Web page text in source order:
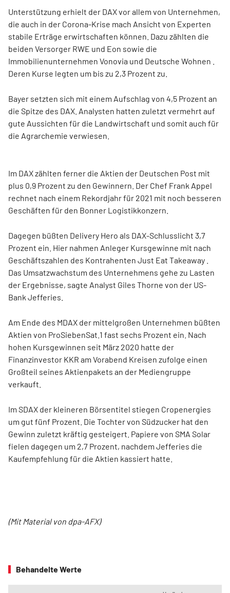
Unterstützung erhielt der DAX vor allem von Unternehmen,
die auch in der Corona-Krise mach Ansicht von Experten
stabile Erträge erwirtschaften können. Dazu zählten die
beiden Versorger RWE und Eon sowie die
Immobilienunternehmen Vonovia und Deutsche Wohnen .
Deren Kurse legten um bis zu 2,3 Prozent zu.
Bayer setzten sich mit einem Aufschlag von 4,5 Prozent an
die Spitze des DAX. Analysten hatten zuletzt vermehrt auf
gute Aussichten für die Landwirtschaft und somit auch für
die Agrarchemie verwiesen.
Im DAX zählten ferner die Aktien der Deutschen Post mit
plus 0,9 Prozent zu den Gewinnern. Der Chef Frank Appel
rechnet nach einem Rekordjahr für 2021 mit noch besseren
Geschäften für den Bonner Logistikkonzern.
Dagegen büßten Delivery Hero als DAX-Schlusslicht 3,7
Prozent ein. Hier nahmen Anleger Kursgewinne mit nach
Geschäftszahlen des Kontrahenten Just Eat Takeaway .
Das Umsatzwachstum des Unternehmens gehe zu Lasten
der Ergebnisse, sagte Analyst Giles Thorne von der US-
Bank Jefferies.
Am Ende des MDAX der mittelgroßen Unternehmen büßten
Aktien von ProSiebenSat.1 fast sechs Prozent ein. Nach
hohen Kursgewinnen seit März 2020 hatte der
Finanzinvestor KKR am Vorabend Kreisen zufolge einen
Großteil seines Aktienpakets an der Mediengruppe
verkauft.
Im SDAX der kleineren Börsentitel stiegen Cropenergies
um gut fünf Prozent. Die Tochter von Südzucker hat den
Gewinn zuletzt kräftig gesteigert. Papiere von SMA Solar
fielen dagegen um 2,7 Prozent, nachdem Jefferies die
Kaufempfehlung für die Aktien kassiert hatte.
(Mit Material von dpa-AFX)
Behandelte Werte